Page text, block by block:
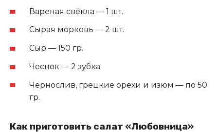
Вареная свёкла — 1 шт.
Сырая морковь — 2 шт.
Сыр — 150 гр.
Чеснок — 2 зубка
Чернослив, грецкие орехи и изюм — по 50
гр.
Как приготовить салат «Любовница»